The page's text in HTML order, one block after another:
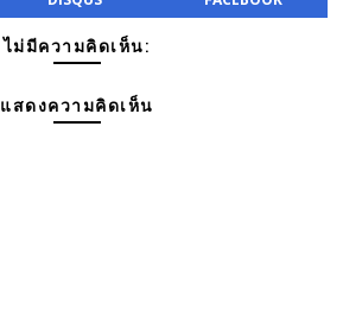
ไม่มีความคิดเห็น:
แสดงความคิดเห็น